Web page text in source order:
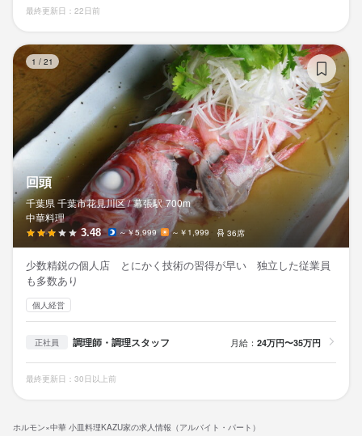
ホルモン×中華 小皿料理KAZU家の求人情報（アルバイト・パート）
最終更新日：22日前
1 / 21
回頭
千葉県 千葉市花見川区 / 幕張駅 700m
中華料理
3.48 ～￥5,999 ～￥1,999 36席
少数精鋭の個人店 とにかく技術の習得が早い 独立した従業員
も多数あり
個人経営
正社員 調理師・調理スタッフ 月給： 24万円〜35万円
最終更新日：30日以上前